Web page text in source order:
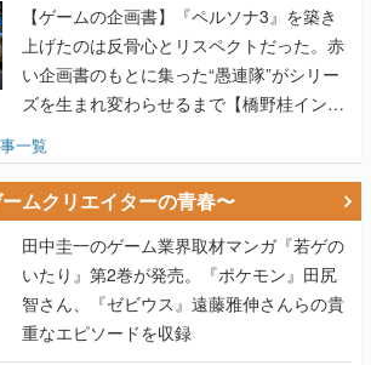
【ゲームの企画書】『ペルソナ3』を築き
上げたのは反骨心とリスペクトだった。赤
い企画書のもとに集った“愚連隊”がシリー
ズを生まれ変わらせるまで【橋野桂インタ
ビュー】
一覧
ムクリエイターの青春〜
田中圭一のゲーム業界取材マンガ『若ゲの
いたり』第2巻が発売。『ポケモン』田尻
智さん、『ゼビウス』遠藤雅伸さんらの貴
重なエピソードを収録